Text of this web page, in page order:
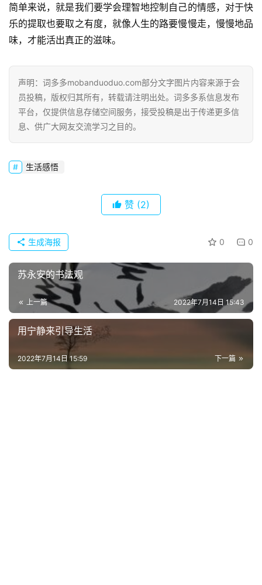
简单来说，就是我们要学会理智地控制自己的情感，对于快
乐的提取也要取之有度，就像人生的路要慢慢走，慢慢地品
味，才能活出真正的滋味。
声明：词多多mobanduoduo.com部分文字图片内容来源于会
员投稿，版权归其所有，转载请注明出处。词多多系信息发布
平台，仅提供信息存储空间服务，接受投稿是出于传递更多信
息、供广大网友交流学习之目的。
生活感悟
赞 (2)
0 0
生成海报
苏永安的书法观
上一篇 2022年7月14日 15:43
用宁静来引导生活
下一篇
2022年7月14日 15:59